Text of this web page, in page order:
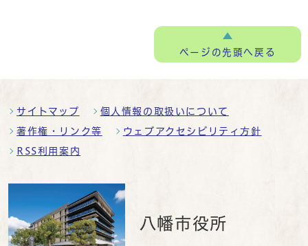
ページの先頭へ戻る
サイトマップ 個人情報の取扱いについて
著作権・リンク等 ウェブアクセシビリティ方針
RSS利用案内
八幡市役所